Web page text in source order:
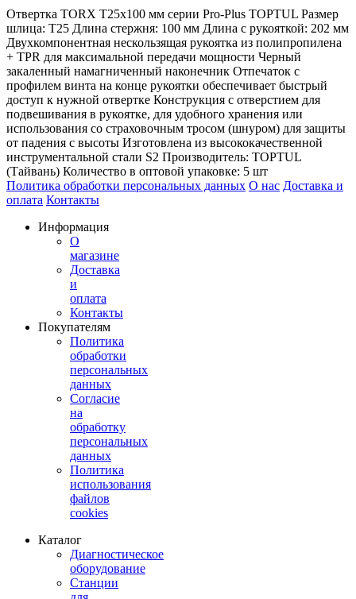
Отвертка TORX T25x100 мм серии Pro-Plus TOPTUL Размер
шлица: T25 Длина стержня: 100 мм Длина с рукояткой: 202 мм
Двухкомпонентная нескользящая рукоятка из полипропилена
+ TPR для максимальной передачи мощности Черный
закаленный намагниченный наконечник Отпечаток с
профилем винта на конце рукоятки обеспечивает быстрый
доступ к нужной отвертке Конструкция с отверстием для
подвешивания в рукоятке, для удобного хранения или
использования со страховочным тросом (шнуром) для защиты
от падения с высоты Изготовлена из высококачественной
инструментальной стали S2 Производитель: TOPTUL
(Тайвань) Количество в оптовой упаковке: 5 шт
Политика обработки персональных данных О нас Доставка и
оплата Контакты
Информация
О
магазине
Доставка
и
оплата
Контакты
Покупателям
Политика
обработки
персональных
данных
Согласие
на
обработку
персональных
данных
Политика
использования
файлов
cookies
Каталог
Диагностическое
оборудование
Станции